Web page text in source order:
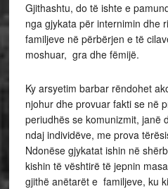
Gjithashtu, do të ishte e
nga gjykata për internimin dhe
familjeve në përbërjen e të
moshuar, gra dhe fëmijë.
Ky arsyetim barbar rëndohet
njohur dhe provuar fakti se në
periudhës se komunizmit, janë
ndaj individëve, me prova
Ndonëse gjykatat ishin në
kishin të vështirë të jepnin
gjithë anëtarët e familjeve, ku